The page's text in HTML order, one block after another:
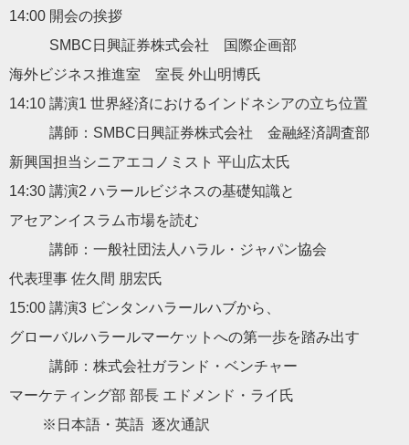
14:00 開会の挨拶
SMBC日興証券株式会社 国際企画部
海外ビジネス推進室 室長 外山明博氏
14:10 講演1 世界経済におけるインドネシアの立ち位置
講師：SMBC日興証券株式会社 金融経済調査部
新興国担当シニアエコノミスト 平山広太氏
14:30 講演2 ハラールビジネスの基礎知識と
アセアンイスラム市場を読む
講師：一般社団法人ハラル・ジャパン協会
代表理事 佐久間 朋宏氏
15:00 講演3 ビンタンハラールハブから、
グローバルハラールマーケットへの第一歩を踏み出す
講師：株式会社ガランド・ベンチャー
マーケティング部 部長 エドメンド・ライ氏
※日本語・英語 逐次通訳